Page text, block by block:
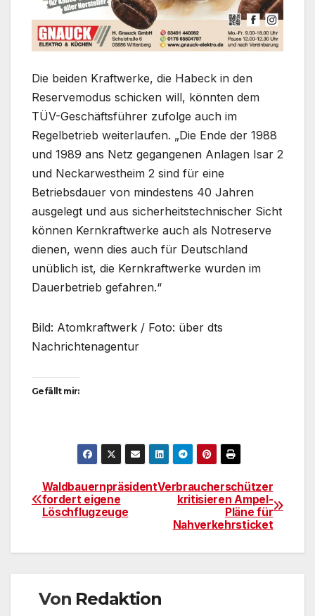
Die beiden Kraftwerke, die Habeck in den
Reservemodus schicken will, könnten dem
TÜV-Geschäftsführer zufolge auch im
Regelbetrieb weiterlaufen. „Die Ende der 1988
und 1989 ans Netz gegangenen Anlagen Isar 2
und Neckarwestheim 2 sind für eine
Betriebsdauer von mindestens 40 Jahren
ausgelegt und aus sicherheitstechnischer Sicht
können Kernkraftwerke auch als Notreserve
dienen, wenn dies auch für Deutschland
unüblich ist, die Kernkraftwerke wurden im
Dauerbetrieb gefahren.“
Bild: Atomkraftwerk / Foto: über dts
Nachrichtenagentur
Gefällt mir:
Beitragsnavigation
Verbraucherschützer
kritisieren Ampel-
Pläne für
Nahverkehrsticket
Waldbauernpräsident
fordert eigene
Löschflugzeuge
Von Redaktion